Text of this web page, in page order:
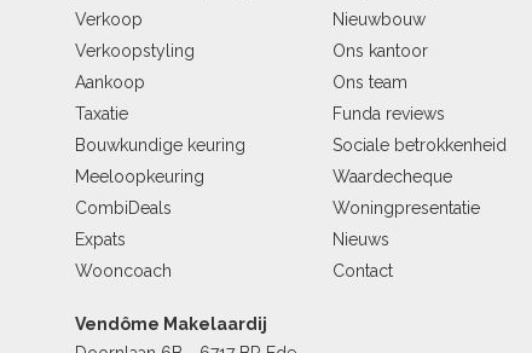
Verkoop
Verkoopstyling
Aankoop
Taxatie
Bouwkundige keuring
Meeloopkeuring
CombiDeals
Expats
Wooncoach
Nieuwbouw
Ons kantoor
Ons team
Funda reviews
Sociale betrokkenheid
Waardecheque
Woningpresentatie
Nieuws
Contact
Vendôme Makelaardij